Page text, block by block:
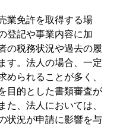
業免許を取得する場
登記や事業内容に加
の税務状況や過去の履
す。法人の場合、一定
められることが多く、
目的とした書類審査が
た、法人においては、
状況が申請に影響を与